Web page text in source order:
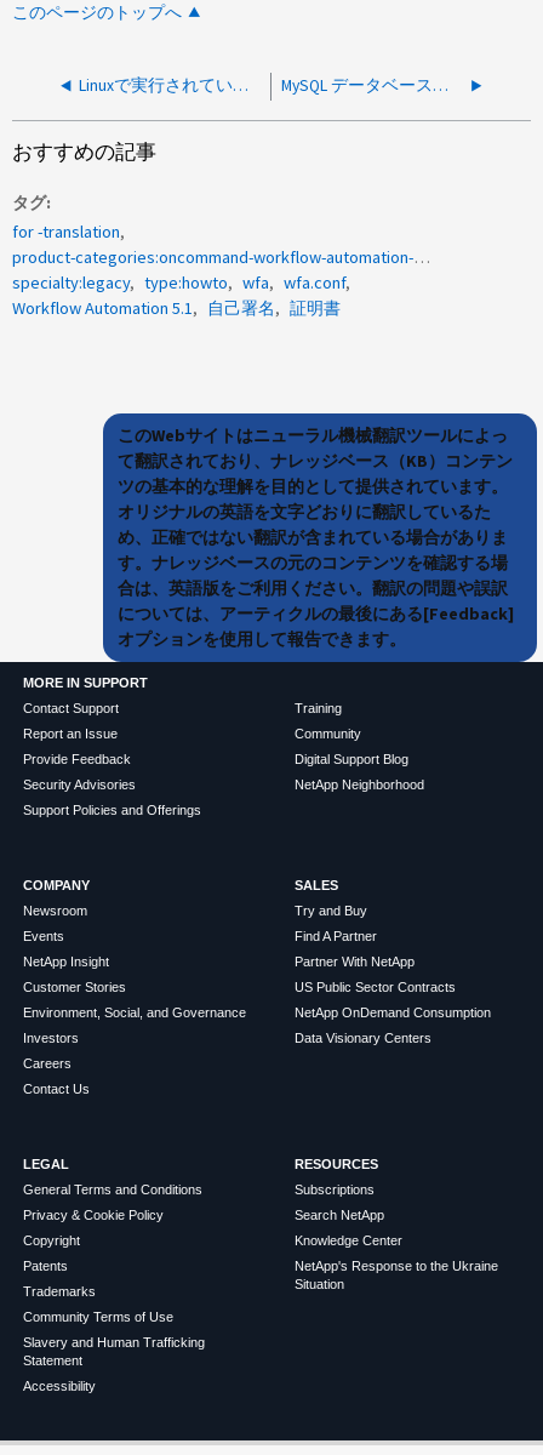
このページのトップへ
Linuxで実行されているWFA 5.1.1.0.4の自己署名証明書を更新する方法 MySQL データベースのパスワードをリセットする方法
おすすめの記事
タグ
for -translation
product-categories:oncommand-workflow-automation-wfa
specialty:legacy
type:howto wfa
wfa.conf
Workflow Automation 5.1
自己署名 証明書
このWebサイトはニューラル機械翻訳ツールによっ
て翻訳されており、ナレッジベース（KB）コンテン
ツの基本的な理解を目的として提供されています。
オリジナルの英語を文字どおりに翻訳しているた
め、正確ではない翻訳が含まれている場合がありま
す。ナレッジベースの元のコンテンツを確認する場
合は、英語版をご利用ください。翻訳の問題や誤訳
については、アーティクルの最後にある[Feedback]
オプションを使用して報告できます。
MORE IN SUPPORT
Contact Support
Report an Issue
Provide Feedback
Security Advisories
Support Policies and Offerings
Training
Community
Digital Support Blog
NetApp Neighborhood
COMPANY
Newsroom
Events
NetApp Insight
Customer Stories
Environment, Social, and Governance
Investors
Careers
Contact Us
SALES
Try and Buy
Find A Partner
Partner With NetApp
US Public Sector Contracts
NetApp OnDemand Consumption
Data Visionary Centers
LEGAL
General Terms and Conditions
Privacy & Cookie Policy
Copyright
Patents
Trademarks
Community Terms of Use
Slavery and Human Trafficking
Statement
Accessibility
RESOURCES
Subscriptions
Search NetApp
Knowledge Center
NetApp's Response to the Ukraine
Situation